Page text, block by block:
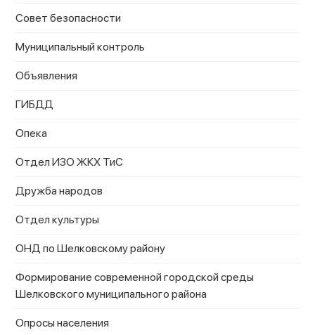
Совет безопасности
Муниципальный контроль
Объявления
ГИБДД
Опека
Отдел ИЗО ЖКХ ТиС
Дружба народов
Отдел культуры
ОНД по Шелковскому району
Формирование современной городской среды
Шелковского муниципального района
Опросы населения